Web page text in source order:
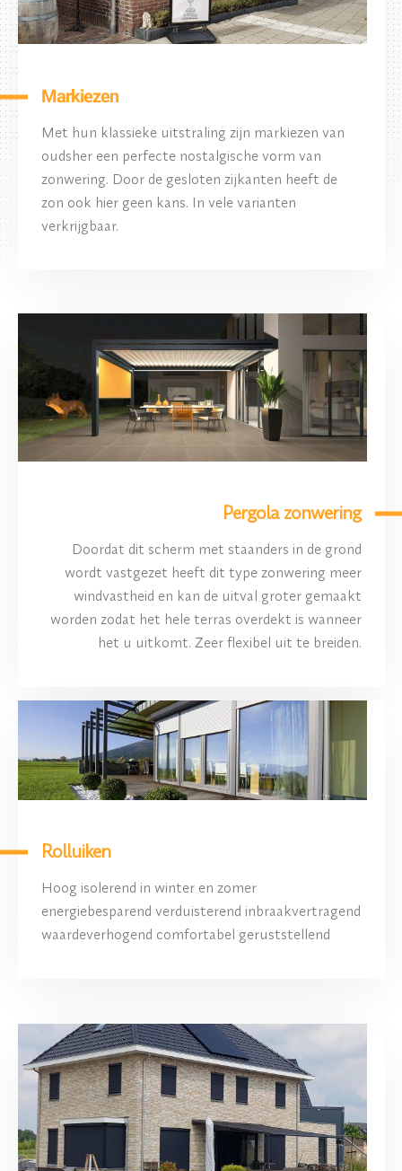
Markiezen
Met hun klassieke uitstraling zijn markiezen van
oudsher een perfecte nostalgische vorm van
zonwering. Door de gesloten zijkanten heeft de
zon ook hier geen kans. In vele varianten
verkrijgbaar.
Pergola zonwering
Doordat dit scherm met staanders in de grond
wordt vastgezet heeft dit type zonwering meer
windvastheid en kan de uitval groter gemaakt
worden zodat het hele terras overdekt is wanneer
het u uitkomt. Zeer flexibel uit te breiden.
Rolluiken
Hoog isolerend in winter en zomer
energiebesparend verduisterend inbraakvertragend
waardeverhogend comfortabel geruststellend